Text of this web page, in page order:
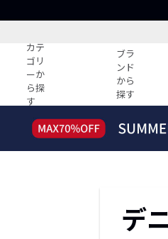
カテ
ゴリ
ーか
ら探
す
ブラ
ンド
から
探す
すべての記事
HOTなコーデ
新ブランドご紹介
デ